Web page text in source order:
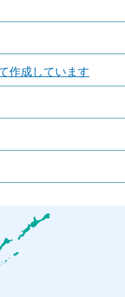
作成しています